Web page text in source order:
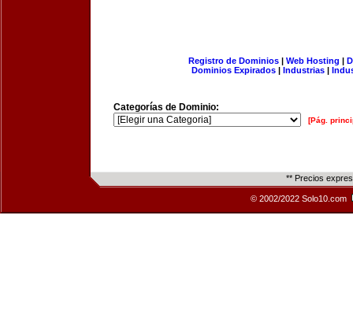
Registro de Dominios| Web Hosting |
Dominios Expirados | Industrias |
Categorías de Dominio:
[Pág.
** Precios
© 2002/2022 Solo10.com